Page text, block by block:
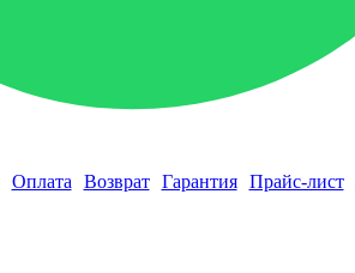
Оплата Возврат Гарантия Прайс-лист